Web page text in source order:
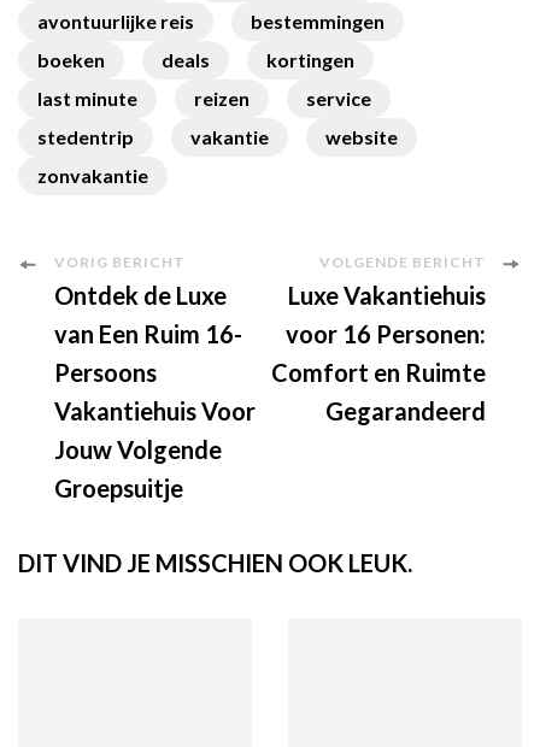
avontuurlijke reis
bestemmingen
boeken
deals
kortingen
last minute
reizen
service
stedentrip
vakantie
website
zonvakantie
Berichtnavigatie
VORIG BERICHT
Ontdek de Luxe
van Een Ruim 16-
Persoons
Vakantiehuis Voor
Jouw Volgende
Groepsuitje
VOLGENDE BERICHT
Luxe Vakantiehuis
voor 16 Personen:
Comfort en Ruimte
Gegarandeerd
DIT VIND JE MISSCHIEN OOK LEUK.